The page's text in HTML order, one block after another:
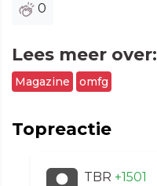
0
Lees meer over:
Magazine omfg
Topreactie
TBR +1501